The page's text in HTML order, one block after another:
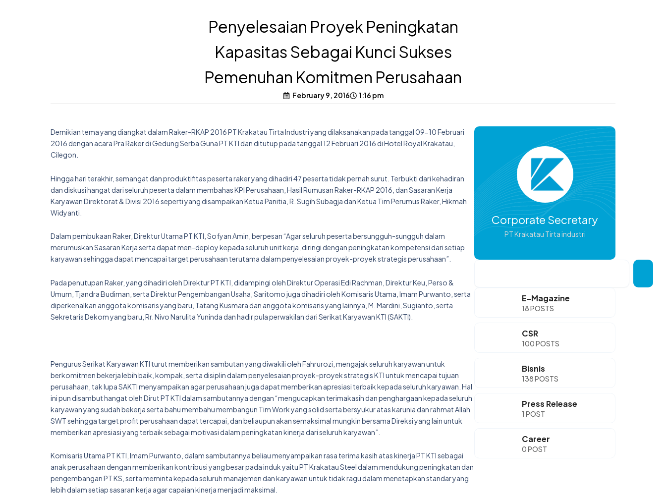
Penyelesaian Proyek Peningkatan
Kapasitas Sebagai Kunci Sukses
Pemenuhan Komitmen Perusahaan
February 9, 2016 1:16 pm
Demikian tema yang diangkat dalam Raker-RKAP 2016 PT Krakatau Tirta Industri yang dilaksanakan pada tanggal 09-10 Februari
2016 dengan acara Pra Raker di Gedung Serba Guna PT KTI dan ditutup pada tanggal 12 Februari 2016 di Hotel Royal Krakatau,
Cilegon.
Hingga hari terakhir, semangat dan produktifitas peserta raker yang dihadiri 47 peserta tidak pernah surut. Terbukti dari kehadiran
dan diskusi hangat dari seluruh peserta dalam membahas KPI Perusahaan, Hasil Rumusan Raker-RKAP 2016, dan Sasaran Kerja
Karyawan Direktorat & Divisi 2016 seperti yang disampaikan Ketua Panitia, R. Sugih Subagja dan Ketua Tim Perumus Raker, Hikmah
Widyanti.
Dalam pembukaan Raker, Direktur Utama PT KTI, Sofyan Amin, berpesan “Agar seluruh peserta bersungguh-sungguh dalam
merumuskan Sasaran Kerja serta dapat men-deploy kepada seluruh unit kerja, diringi dengan peningkatan kompetensi dari setiap
karyawan sehingga dapat mencapai target perusahaan terutama dalam penyelesaian proyek-proyek strategis perusahaan”.
Pada penutupan Raker, yang dihadiri oleh Direktur PT KTI, didampingi oleh Direktur Operasi Edi Rachman, Direktur Keu, Perso &
Umum, Tjandra Budiman, serta Direktur Pengembangan Usaha, Saritomo juga dihadiri oleh Komisaris Utama, Imam Purwanto, serta
diperkenalkan anggota komisaris yang baru, Tatang Kusmara dan anggota komisaris yang lainnya, M. Mardini, Sugianto, serta
Sekretaris Dekom yang baru, Rr. Nivo Narulita Yuninda dan hadir pula perwakilan dari Serikat Karyawan KTI (SAKTI).
Pengurus Serikat Karyawan KTI turut memberikan sambutan yang diwakili oleh Fahrurozi, mengajak seluruh karyawan untuk
berkomitmen bekerja lebih baik, kompak, serta disiplin dalam penyelesaian proyek-proyek strategis KTI untuk mencapai tujuan
perusahaan, tak lupa SAKTI menyampaikan agar perusahaan juga dapat memberikan apresiasi terbaik kepada seluruh karyawan. Hal
ini pun disambut hangat oleh Dirut PT KTI dalam sambutannya dengan “mengucapkan terimakasih dan penghargaan kepada seluruh
karyawan yang sudah bekerja serta bahu membahu membangun Tim Work yang solid serta bersyukur atas karunia dan rahmat Allah
SWT sehingga target profit perusahaan dapat tercapai, dan beliaupun akan semaksimal mungkin bersama Direksi yang lain untuk
memberikan apresiasi yang terbaik sebagai motivasi dalam peningkatan kinerja dari seluruh karyawan”.
Komisaris Utama PT KTI, Imam Purwanto, dalam sambutannya beliau menyampaikan rasa terima kasih atas kinerja PT KTI sebagai
anak perusahaan dengan memberikan kontribusi yang besar pada induk yaitu PT Krakatau Steel dalam mendukung peningkatan dan
pengembangan PT KS, serta meminta kepada seluruh manajemen dan karyawan untuk tidak ragu dalam menetapkan standar yang
lebih dalam setiap sasaran kerja agar capaian kinerja menjadi maksimal.
Corporate Secretary
PT Krakatau Tirta industri
E-Magazine
18 POSTS
CSR
100 POSTS
Bisnis
138 POSTS
Press Release
1 POST
Career
0 POST